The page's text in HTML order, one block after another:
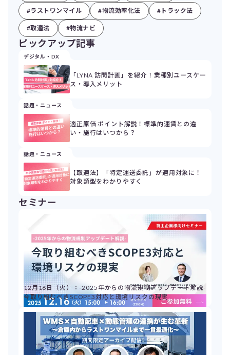
#ラストワンマイル #物流効率化法 #トラック法
#取適法 #物流ナビ
ピックアップ記事
デジタル・DX
「LYNA 訪問計画」を紹介！業種別ユースケー
ス・導入メリット
話題・ニュース
適正原価 ポイント解説！標準的運賃との違
い・施行はいつから？
話題・ニュース
【取適法】「特定運送委託」が適用対象に！
対象類型をわかりやすく
セミナー
12月16日（火）：-2025年からの物流規制アップデート解説-
今取り組むべきSCOPE3対応と環境リスクの現実